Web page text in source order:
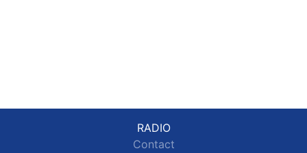
RADIO
Contact